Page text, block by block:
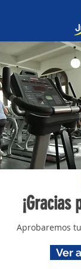
Aprobaremos
Ver